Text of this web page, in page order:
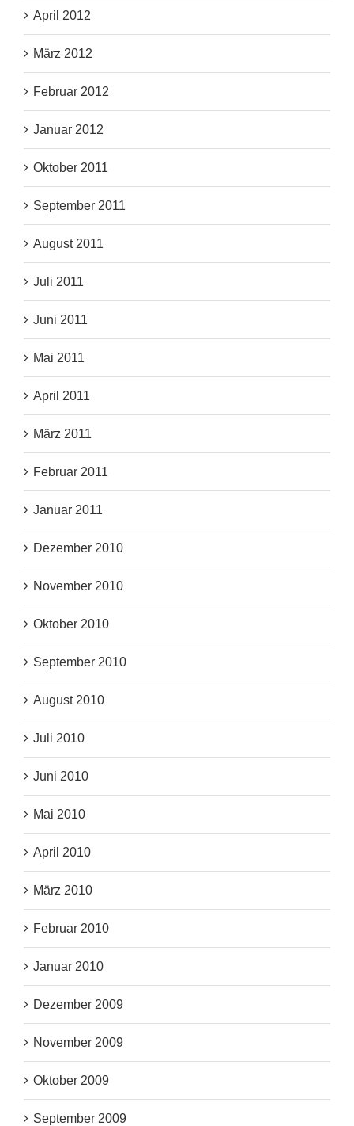
April 2012
März 2012
Februar 2012
Januar 2012
Oktober 2011
September 2011
August 2011
Juli 2011
Juni 2011
Mai 2011
April 2011
März 2011
Februar 2011
Januar 2011
Dezember 2010
November 2010
Oktober 2010
September 2010
August 2010
Juli 2010
Juni 2010
Mai 2010
April 2010
März 2010
Februar 2010
Januar 2010
Dezember 2009
November 2009
Oktober 2009
September 2009